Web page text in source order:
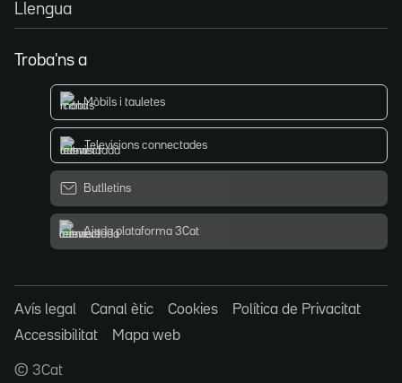
Llengua
Troba'ns a
Mòbils i tauletes
Televisions connectades
Butlletins
Ajuda plataforma 3Cat
Avís legal Canal ètic Cookies
Política de Privacitat
Accessibilitat
Mapa web
© 3Cat